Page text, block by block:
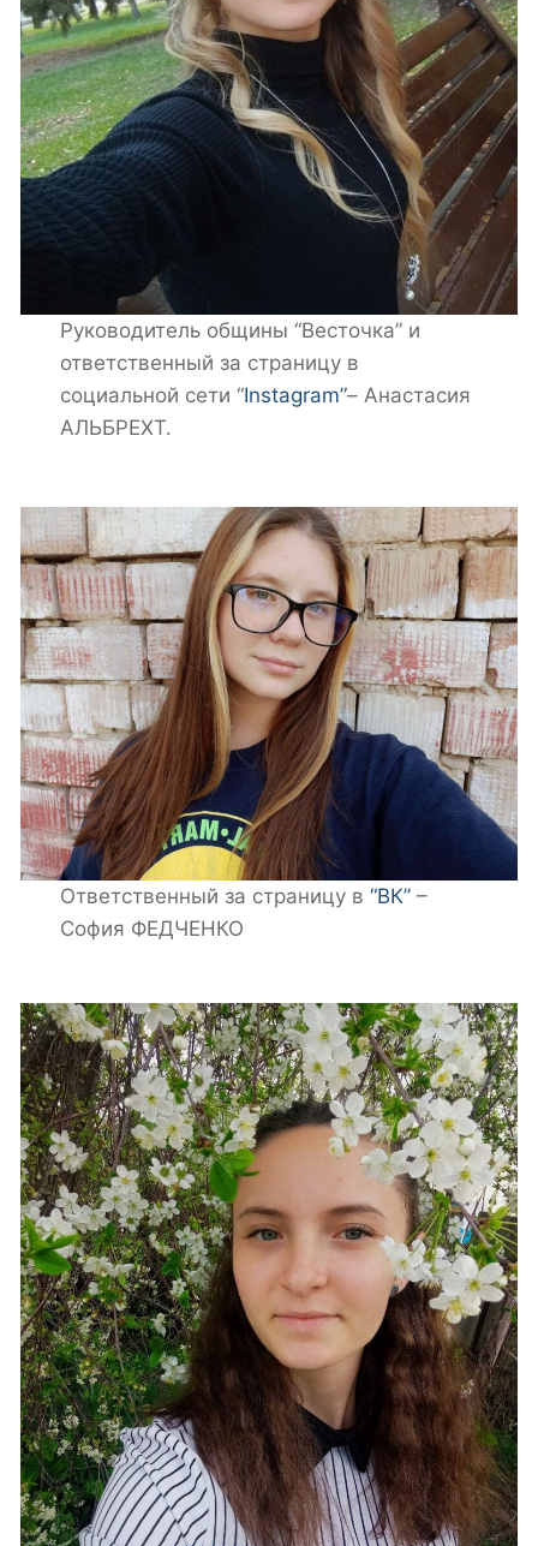
Руководитель общины “Весточка” и
ответственный за страницу в
социальной сети “Instagram”– Анастасия
АЛЬБРЕХТ.
Ответственный за страницу в“ВК” –
София ФЕДЧЕНКО